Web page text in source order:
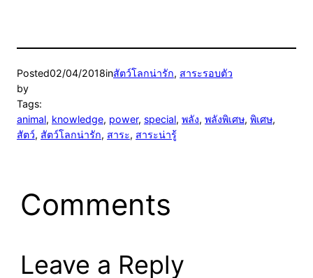
Posted02/04/2018inสัตว์โลกน่ารัก, สาระรอบตัว
by
Tags:
animal, knowledge, power, special, พลัง, พลังพิเศษ, พิเศษ
สัตว์, สัตว์โลกน่ารัก, สาระ, สาระน่ารู้
Comments
Leave a Reply